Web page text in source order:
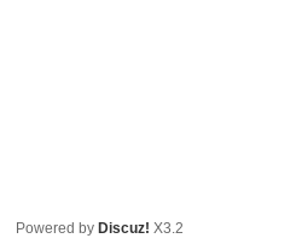
Powered by Discuz! X3.2